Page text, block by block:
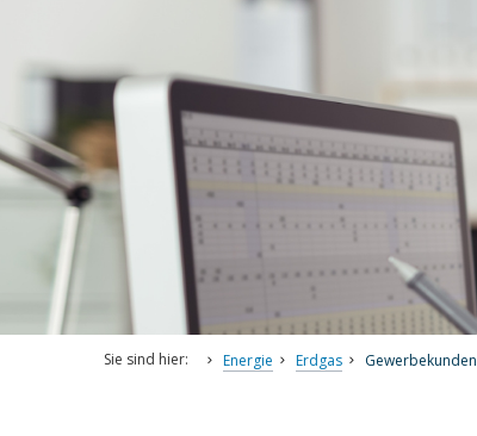
Sie sind hier: Energie Erdgas Gewerbekunden